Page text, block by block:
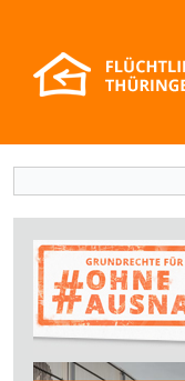
Suchformular